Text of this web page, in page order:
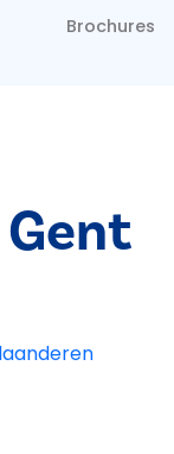
Brochures